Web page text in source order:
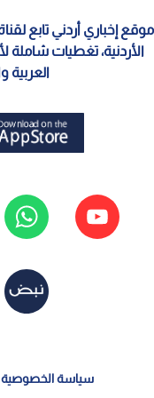
موقع إخباري أردني تابع
الأردنية، تغطيات شاملة
العربية
سياسة الخصوصية